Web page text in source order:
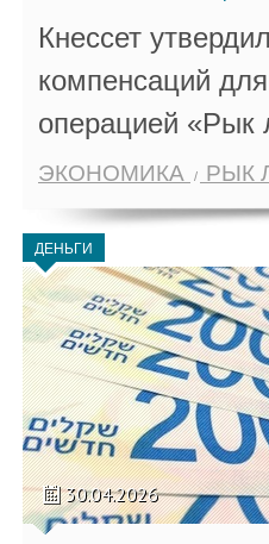
Кнессет
компенсаций
операцией «Рык
ЭКОНОМИКА РЫК
ДЕНЬГИ
30.04.2026